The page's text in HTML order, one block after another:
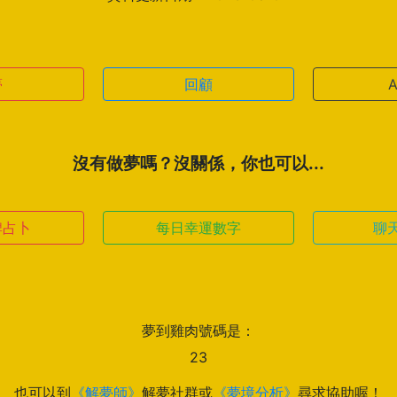
回顧
沒有做夢嗎？沒關係，你也可以...
卜 每日幸運數字 聊
夢到雞肉號碼是：
23
也可以到 《解夢師》 解夢社群或 《夢境分析》 尋求協助喔！